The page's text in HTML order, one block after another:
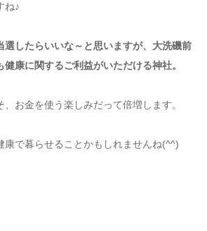
ね♪
選したらいいな～と思いますが、大洗磯前
康に関するご利益がいただける神社。
お金を使う楽しみだって倍増します。
康で暮らせることかもしれませんね(^^)